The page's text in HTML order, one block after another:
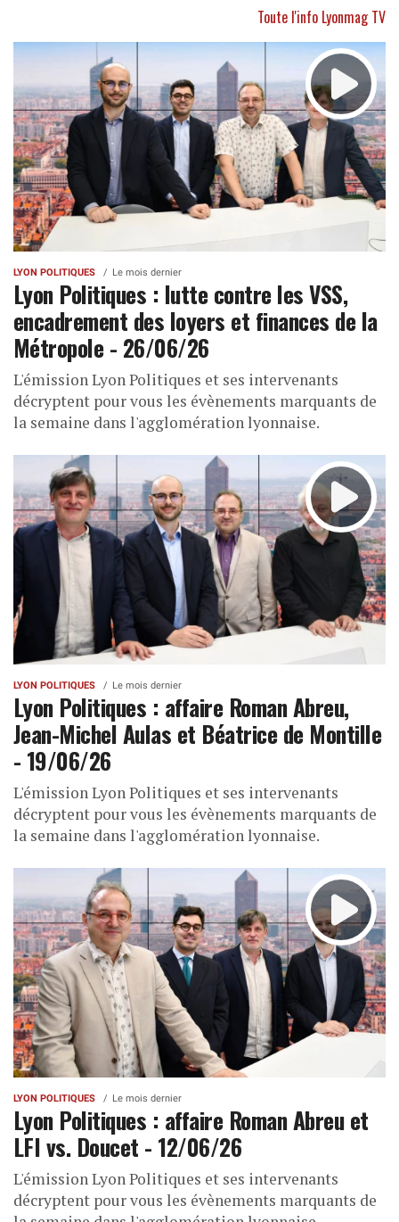
Toute l'info Lyonmag TV
LYON POLITIQUES Le mois dernier
Lyon Politiques : lutte contre les VSS,
encadrement des loyers et finances de la
Métropole - 26/06/26
L'émission Lyon Politiques et ses intervenants
décryptent pour vous les évènements marquants de
la semaine dans l'agglomération lyonnaise.
LYON POLITIQUES Le mois dernier
Lyon Politiques : affaire Roman Abreu,
Jean-Michel Aulas et Béatrice de Montille
- 19/06/26
L'émission Lyon Politiques et ses intervenants
décryptent pour vous les évènements marquants de
la semaine dans l'agglomération lyonnaise.
LYON POLITIQUES Le mois dernier
Lyon Politiques : affaire Roman Abreu et
LFI vs. Doucet - 12/06/26
L'émission Lyon Politiques et ses intervenants
décryptent pour vous les évènements marquants de